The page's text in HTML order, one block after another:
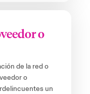
o
de la red o
o
un